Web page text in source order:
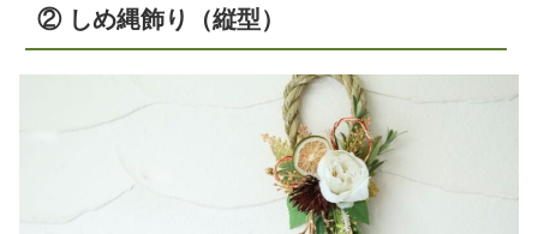
② しめ縄飾り（縦型）